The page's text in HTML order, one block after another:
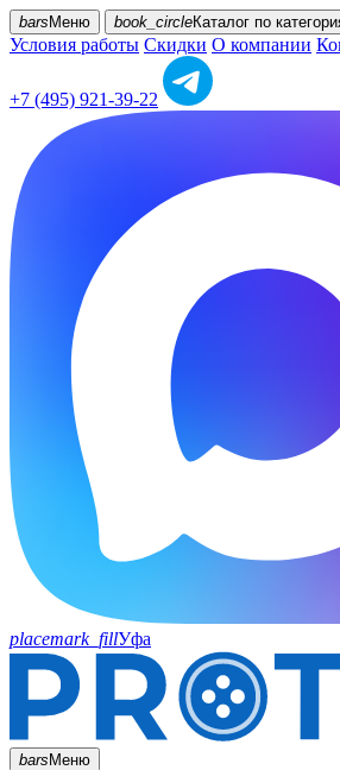
bars Меню book_circleКаталог по
Условия работы Скидки О компании
+7 (495) 921-39-22
placemark_fillУфа
barsМеню